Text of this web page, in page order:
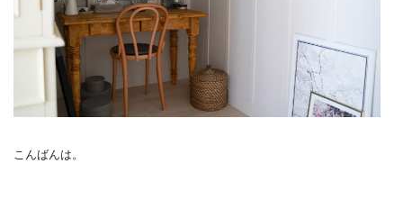
こんばんは。